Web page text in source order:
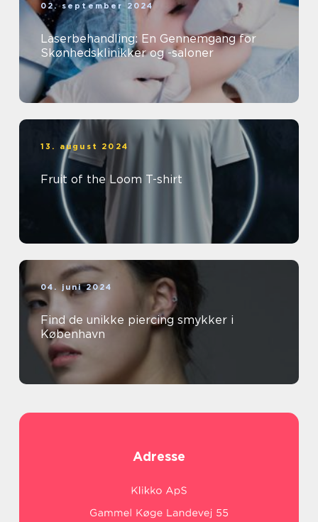
02. september 2024
Laserbehandling: En Gennemgang for
Skønhedsklinikker og -saloner
13. august 2024
Fruit of the Loom T-shirt
04. juni 2024
Find de unikke piercing smykker i
København
Adresse